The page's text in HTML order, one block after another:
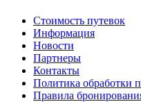
Стоимость путевок
Информация
Новости
Партнеры
Контакты
Политика обработки
Правила